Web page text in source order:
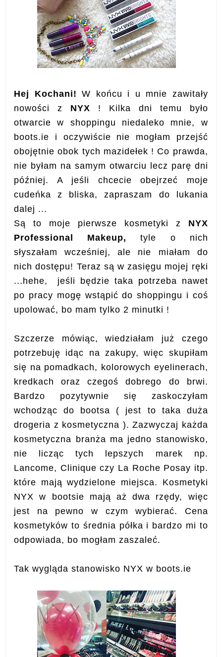
Hej Kochani! W końcu i u mnie zawitały
nowości z NYX ! Kilka dni temu było
otwarcie w shoppingu niedaleko mnie, w
boots.ie i oczywiście nie mogłam przejść
obojętnie obok tych mazidełek ! Co prawda,
nie byłam na samym otwarciu lecz parę dni
później. A jeśli chcecie obejrzeć moje
cudeńka z bliska, zapraszam do lukania
dalej ...
Są to moje pierwsze kosmetyki z NYX
Professional Makeup,
tyle o nich
słyszałam wcześniej, ale nie miałam do
nich dostępu! Teraz są w zasięgu mojej ręki
...hehe, jeśli będzie taka potrzeba nawet
po pracy mogę wstąpić do shoppingu i coś
upolować, bo mam tylko 2 minutki !
Szczerze mówiąc, wiedziałam już czego
potrzebuję idąc na zakupy, więc skupiłam
się na pomadkach, kolorowych eyelinerach,
kredkach oraz czegoś dobrego do brwi.
Bardzo pozytywnie się zaskoczyłam
wchodząc do bootsa ( jest to taka duża
drogeria z kosmetyczna ). Zazwyczaj każda
kosmetyczna branża ma jedno stanowisko,
nie licząc tych lepszych marek np.
Lancome, Clinique czy La Roche Posay itp.
które mają wydzielone miejsca. Kosmetyki
NYX w bootsie mają aż dwa rzędy, więc
jest na pewno w czym wybierać. Cena
kosmetyków to średnia półka i bardzo mi to
odpowiada, bo mogłam zaszaleć.
Tak wygląda stanowisko NYX w boots.ie